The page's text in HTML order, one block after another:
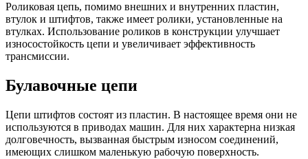
Роликовая цепь, помимо внешних и внутренних пластин,
втулок и штифтов, также имеет ролики, установленные на
втулках. Использование роликов в конструкции улучшает
износостойкость цепи и увеличивает эффективность
трансмиссии.
Булавочные цепи
Цепи штифтов состоят из пластин. В настоящее время они не
используются в приводах машин. Для них характерна низкая
долговечность, вызванная быстрым износом соединений,
имеющих слишком маленькую рабочую поверхность.